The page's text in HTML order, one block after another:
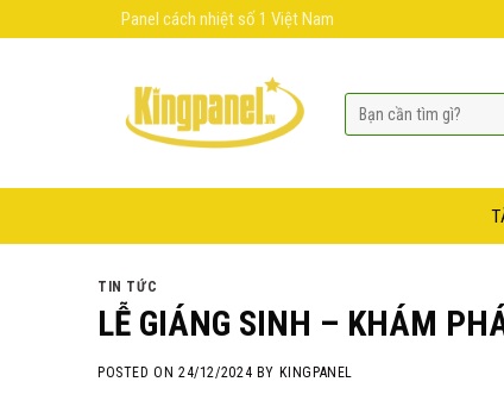
Panel cách nhiệt số 1 Việt Nam
TIN TỨC
LỄ GIÁNG SINH – KHÁM
POSTED ON24/12/2024 BY KINGPANEL